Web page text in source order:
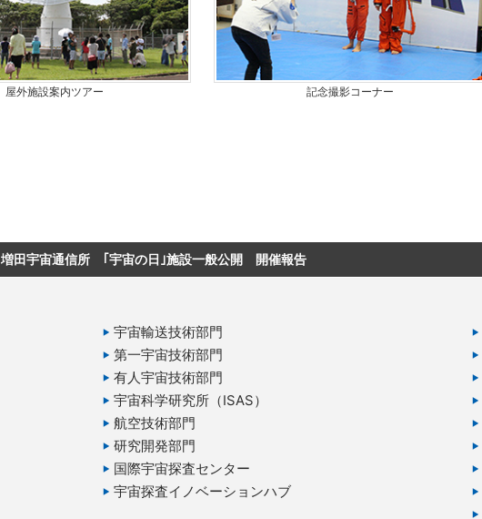
屋外施設案内ツアー 記念撮影コーナー
増田宇宙通信所 ｢宇宙の日｣施設一般公開 開催報告
宇宙輸送技術部門
第一宇宙技術部門
有人宇宙技術部門
宇宙科学研究所（ISAS）
航空技術部門
研究開発部門
国際宇宙探査センター
宇宙探査イノベーションハブ